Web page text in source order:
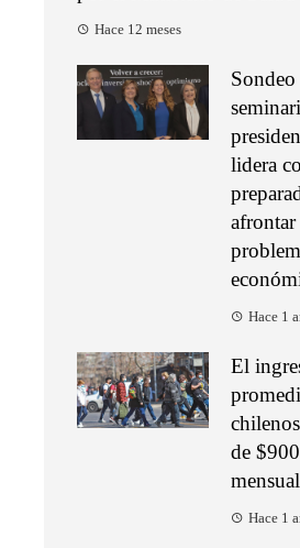
Hace 12 meses
lidera
Hace 1
El
de
Hace 1